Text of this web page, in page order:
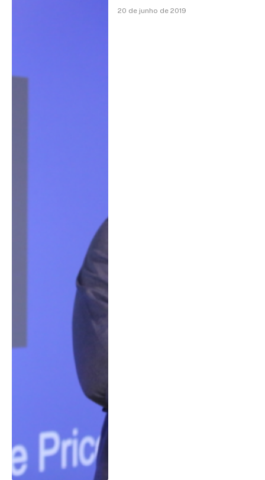
20 de junho de 2019